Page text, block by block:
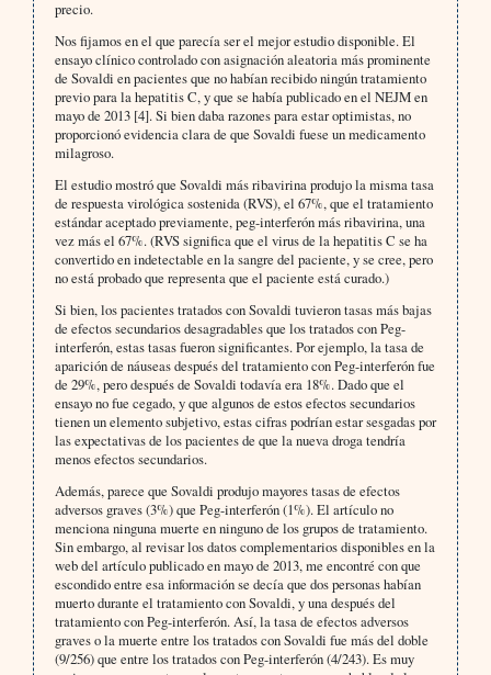
precio.
Nos fijamos en el que parecía ser el mejor estudio disponible. El
ensayo clínico controlado con asignación aleatoria más prominente
de Sovaldi en pacientes que no habían recibido ningún tratamiento
previo para la hepatitis C, y que se había publicado en el NEJM en
mayo de 2013 [4]. Si bien daba razones para estar optimistas, no
proporcionó evidencia clara de que Sovaldi fuese un medicamento
milagroso.
El estudio mostró que Sovaldi más ribavirina produjo la misma tasa
de respuesta virológica sostenida (RVS), el 67%, que el tratamiento
estándar aceptado previamente, peg-interferón más ribavirina, una
vez más el 67%. (RVS significa que el virus de la hepatitis C se ha
convertido en indetectable en la sangre del paciente, y se cree, pero
no está probado que representa que el paciente está curado.)
Si bien, los pacientes tratados con Sovaldi tuvieron tasas más bajas
de efectos secundarios desagradables que los tratados con Peg-
interferón, estas tasas fueron significantes. Por ejemplo, la tasa de
aparición de náuseas después del tratamiento con Peg-interferón fue
de 29%, pero después de Sovaldi todavía era 18%. Dado que el
ensayo no fue cegado, y que algunos de estos efectos secundarios
tienen un elemento subjetivo, estas cifras podrían estar sesgadas por
las expectativas de los pacientes de que la nueva droga tendría
menos efectos secundarios.
Además, parece que Sovaldi produjo mayores tasas de efectos
adversos graves (3%) que Peg-interferón (1%). El artículo no
menciona ninguna muerte en ninguno de los grupos de tratamiento.
Sin embargo, al revisar los datos complementarios disponibles en la
web del artículo publicado en mayo de 2013, me encontré con que
escondido entre esa información se decía que dos personas habían
muerto durante el tratamiento con Sovaldi, y una después del
tratamiento con Peg-interferón. Así, la tasa de efectos adversos
graves o la muerte entre los tratados con Sovaldi fue más del doble
(9/256) que entre los tratados con Peg-interferón (4/243). Es muy